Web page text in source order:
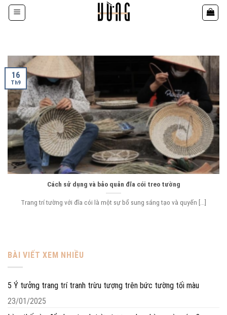
qua
BÀI VIẾT XEM NHIỀU
5 Ý tưởng trang trí tranh trừu tượng trên bức tường tối màu
23/01/2025
Cách sử dụng và bảo quản đĩa cói treo tường
Trang trí tường với đĩa cói là một sự bổ sung sáng tạo và quyến [...]
16
Th9